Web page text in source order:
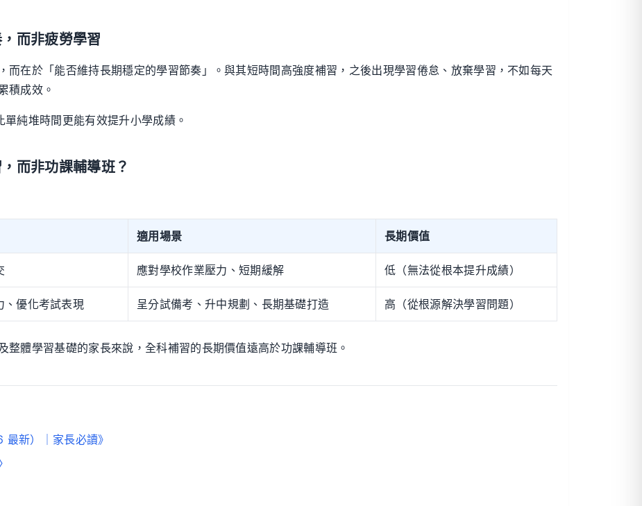
而非疲勞學習
而在於「能否維持長期穩定的學習節奏」。與其短時間高強度補習，之後出現學習倦怠、放棄學習，不如每天
積成效。
純堆時間更能有效提升小學成績。
而非功課輔導班？
適用場景 長期價值
應對學校作業壓力、短期緩解 低（無法從根本提升成績）
、優化考試表現 呈分試備考、升中規劃、長期基礎打造 高（從根源解決學習問題）
整體學習基礎的家長來說，全科補習的長期價值遠高於功課輔導班。
新）｜家長必讀》